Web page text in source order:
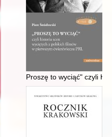
Proszę to wyciąć" czyli